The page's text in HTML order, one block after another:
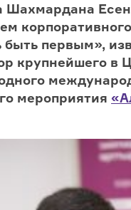
Шахмардана
первым»,
крупнейшего в
мероприятия